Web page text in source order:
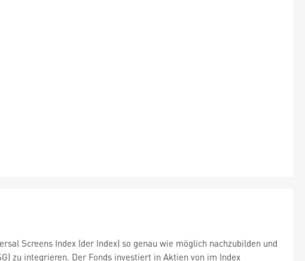
Screens Index (der Index) so genau wie möglich nachzubilden und
zu integrieren. Der Fonds investiert in Aktien von im Index